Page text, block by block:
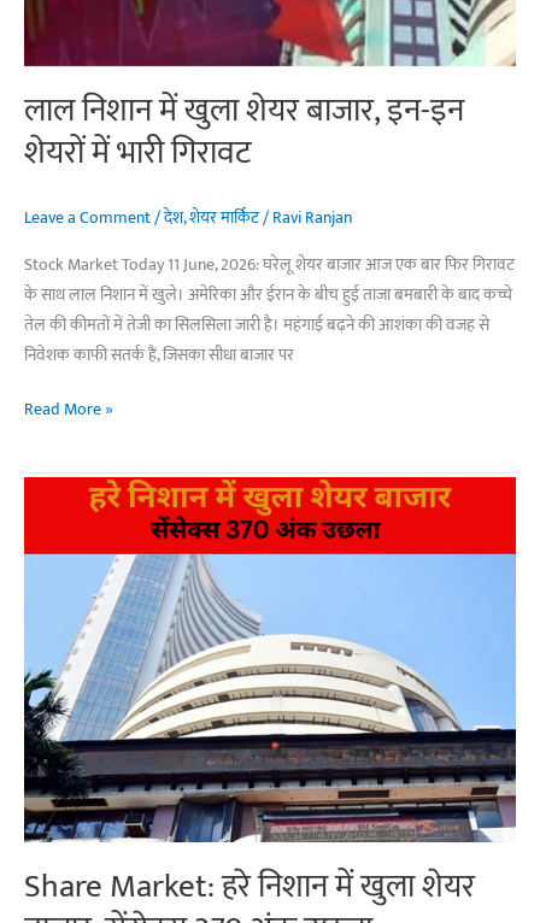
लेकर
लाल निशान में खुला शेयर बाजार, इन-इन
शेयरों में भारी गिरावट
Leave a Comment/देश,शेयर मार्किट/Ravi Ranjan
Stock Market Today 11 June, 2026: घरेलू शेयर बाजार आज एक बार फिर गिरावट
के साथ लाल निशान में खुले। अमेरिका और ईरान के बीच हुई ताजा बमबारी के बाद कच्चे
तेल की कीमतों में तेजी का सिलसिला जारी है। महंगाई बढ़ने की आशंका की वजह से
निवेशक काफी सतर्क हैं, जिसका सीधा बाजार पर
लाल
में
बाजार,
में
भारी
गिरावट
Read More »
Share Market: हरे निशान में खुला शेयर